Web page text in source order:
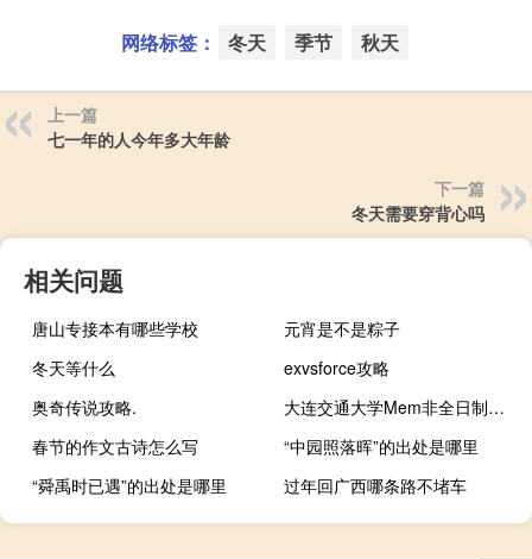
网络标签： 冬天 季节 秋天
上一篇
七一年的人今年多大年龄
下一篇
冬天需要穿背心吗
相关问题
唐山专接本有哪些学校
元宵是不是粽子
冬天等什么
exvsforce攻略
奥奇传说攻略.
大连交通大学Mem非全日制研究生通过哪种方式上课
春节的作文古诗怎么写
“中园照落晖”的出处是哪里
“舜禹时已遇”的出处是哪里
过年回广西哪条路不堵车